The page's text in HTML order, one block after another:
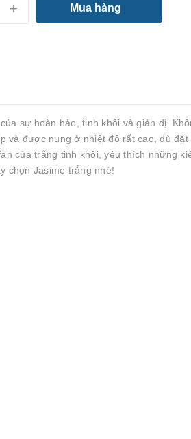
+ Mua hàng
sự hoàn hảo, tinh khôi và giản dị.
và được nung ở nhiệt độ rất cao, dù đặt
của trắng tinh khôi, yêu thích những
chọn Jasime trắng nhé!